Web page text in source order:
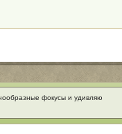
фокусы и удивляю